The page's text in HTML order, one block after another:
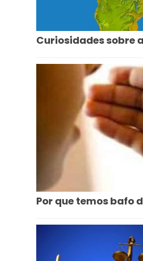
Curiosidades sobre
Por que temos bafo